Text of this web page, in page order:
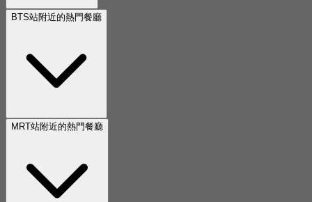
BTS站附近的熱門餐廳
MRT站附近的熱門餐廳